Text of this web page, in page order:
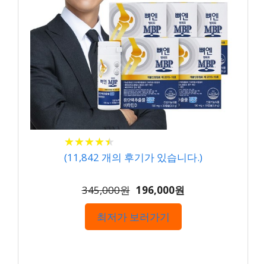
★★★★★
★★★★★
(11,842 개의 후기가 있습니다.)
345,000원 196,000원
최저가 보러가기